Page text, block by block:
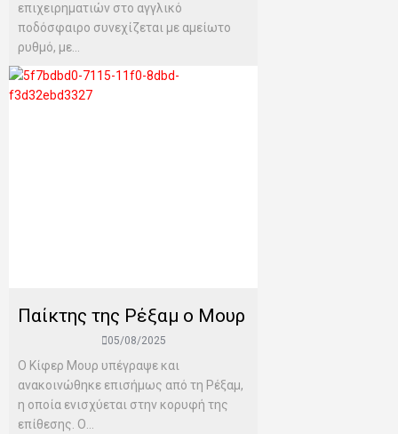
επιχειρηματιών στο αγγλικό
ποδόσφαιρο συνεχίζεται με αμείωτο
ρυθμό, με...
Παίκτης της Ρέξαμ ο Μουρ
05/08/2025
Ο Κίφερ Μουρ υπέγραψε και
ανακοινώθηκε επισήμως από τη Ρέξαμ,
η οποία ενισχύεται στην κορυφή της
επίθεσης. Ο...